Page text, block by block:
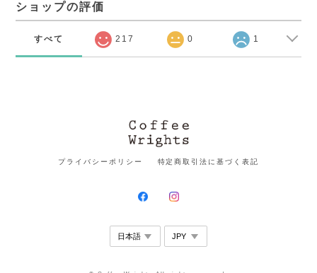
ショップの評価
すべて 217 0 1
プライバシーポリシー 特定商取引法に基づく表記